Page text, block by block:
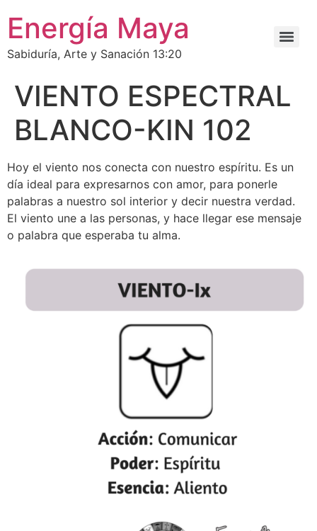
Energía Maya
Sabiduría, Arte y Sanación 13:20
VIENTO ESPECTRAL
BLANCO-KIN 102
Hoy el viento nos conecta con nuestro espíritu. Es un
día ideal para expresarnos con amor, para ponerle
palabras a nuestro sol interior y decir nuestra verdad.
El viento une a las personas, y hace llegar ese mensaje
o palabra que esperaba tu alma.